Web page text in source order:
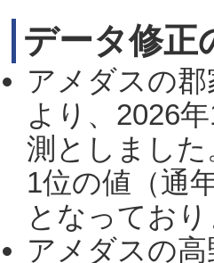
データ修正
アメダスの
より、2026
測としまし
1位の値（通
となってお
アメダスの